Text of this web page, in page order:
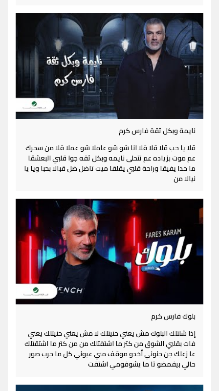
نايمة وبكل ثقة فارس كرم
قلا يا حب قلا قلا قلا انا شو شو عاملا شو عملا قلا من سحرك
عم موت بزياده عم تتحلى نايمه وبكل ثقه جوا قلبي البعشقا
ما حدا يفيقا وراحة قلبي يقلقا ميت تاضل ضل قبالا بحبا ويا يا
نيالا من
بلوك فارس كرم
إذا شلتلك البلوك مش يعني حنيتلك لا مش يعني حنيتلك يعني
فات بقلبي الشوق من كتر ما اشتقتلك من من كتر ما اشتقتلك
عا زعلك جن جنوني أخدو موقف مني عيوني كل ما جرب صور
حالي بيفمضو تا ما يشوفومي اشتقت